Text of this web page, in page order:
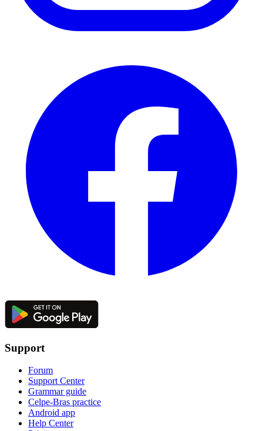
Support
Forum
Support Center
Grammar guide
Celpe-Bras practice
Android app
Help Center